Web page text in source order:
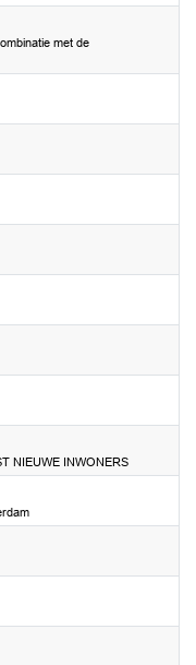
met de
NIEUWE INWONERS